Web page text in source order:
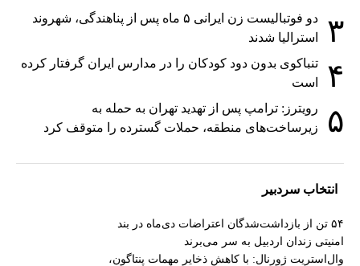
۳
دو فوتبالیست زن ایرانی ۵ ماه پس از پناهندگی، شهروند
استرالیا شدند
۴
تنباکوی بدون دود کودکان را در مدارس ایران گرفتار کرده
است
۵
رویترز: ترامپ پس از تهدید تهران به حمله به
زیرساخت‌های منطقه، حملات گسترده را متوقف کرد
انتخاب سردبیر
۵۴ تن از بازداشت‌شدگان اعتراضات دی‌ماه در بند
امنیتی زندان اردبیل به سر می‌برند
وال‌استریت ژورنال: با کاهش ذخایر مهمات پنتاگون،